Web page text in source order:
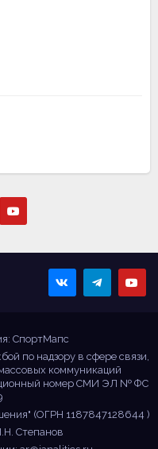
СпортМапс
по надзору в сфере связи,
коммуникаций
номер СМИ ЭЛ № ФС
(ОГРН 1187847128644 )
Степанов